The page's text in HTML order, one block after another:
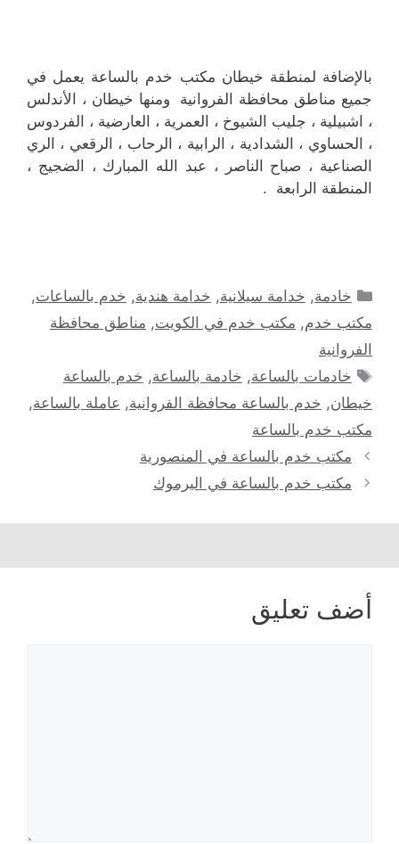
بالإضافة لمنطقة خيطان مكتب خدم بالساعة يعمل في
جميع مناطق محافظة الفروانية ومنها خيطان ، الأندلس
، اشبيلية ، جليب الشيوخ ، العمرية ، العارضية ، الفردوس
، الحساوي ، الشدادية ، الرابية ، الرحاب ، الرقعي ، الري
الصناعية ، صباح الناصر ، عبد الله المبارك ، الضجيج ،
المنطقة الرابعة .
التصنيفات
خادمة, خدامة سيلانية, خدامة هندية, خدم بالساعات,
مكتب خدم, مكتب خدم في الكويت, مناطق محافظة
الفروانية
الوسوم
خادمات بالساعة, خادمة بالساعة, خدم بالساعة
خيطان, خدم بالساعة محافظة الفروانية, عاملة بالساعة,
مكتب خدم بالساعة
مكتب خدم بالساعة في المنصورية
مكتب خدم بالساعة في اليرموك
أضف تعليق